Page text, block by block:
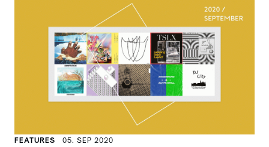
FEATURES 05. SEP 2020